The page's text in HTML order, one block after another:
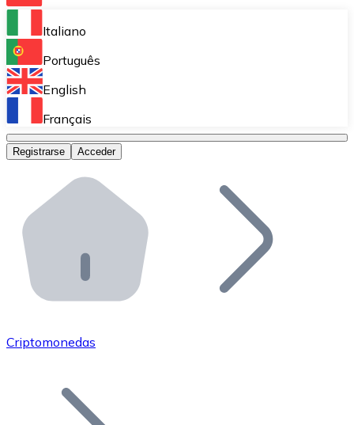
Bitnovo Ramp
Integra nuestra solución en tu plataforma.
Bitnovo Giftcards
Bitnovo OTC
Bitnovo ATM
Integra un ATM Bitnovo en tu negocio y permite que
Bitnovo API
Integra nuestra API en tu ecosistema.
Únete a nuestra red de distribuidores.
Añade tu proyecto a nuestro ecosistema.
Italiano
Português
English
Français
Registrarse Acceder
Criptomonedas